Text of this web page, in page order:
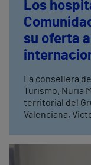
Los
su oferta
Valenciana
La consellera
Turismo, Nuria
territorial del
Valenciana,